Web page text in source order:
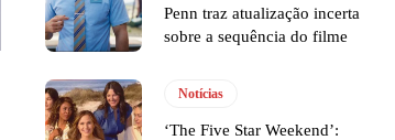
Penn traz atualização incerta
sobre a sequência do filme
Notícias
‘The Five Star Weekend’: